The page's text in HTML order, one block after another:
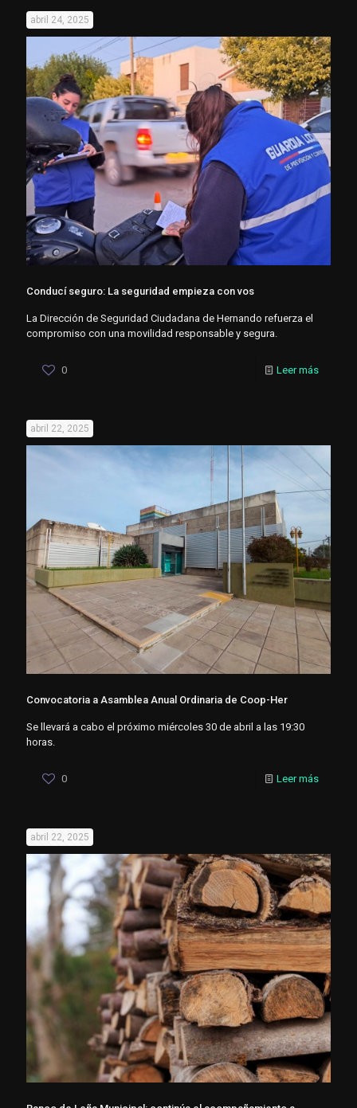
abril 24, 2025
Conducí seguro: La seguridad empieza con vos
La Dirección de Seguridad Ciudadana de Hernando refuerza el
compromiso con una movilidad responsable y segura.
0 Leer más
abril 22, 2025
Convocatoria a Asamblea Anual Ordinaria de Coop-Her
Se llevará a cabo el próximo miércoles 30 de abril a las 19:30
horas.
0 Leer más
abril 22, 2025